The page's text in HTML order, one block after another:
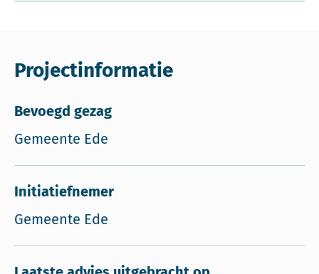
Projectinformatie
Bevoegd gezag
Gemeente Ede
Initiatiefnemer
Gemeente Ede